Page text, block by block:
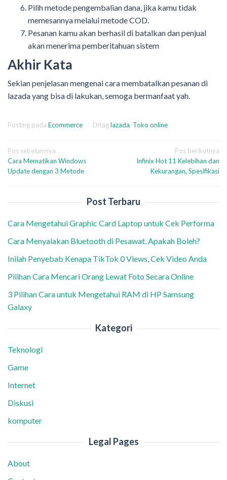
Pilih metode pengembalian dana, jika kamu tidak
memesannya melalui metode COD.
Pesanan kamu akan berhasil di batalkan dan penjual
akan menerima pemberitahuan sistem
Akhir Kata
Sekian penjelasan mengenai cara membatalkan pesanan di
lazada yang bisa di lakukan, semoga bermanfaat yah.
Posting pada Ecommerce Ditaglazada, Toko online
Navigasi
pos
Pos sebelumnya
Cara Mematikan Windows
Update dengan 3 Metode
Pos berikutnya
Infinix Hot 11 Kelebihan dan
Kekurangan, Spesifikasi
Post Terbaru
Cara Mengetahui Graphic Card Laptop untuk Cek Performa
Cara Menyalakan Bluetooth di Pesawat, Apakah Boleh?
Inilah Penyebab Kenapa TikTok 0 Views, Cek Video Anda
Pilihan Cara Mencari Orang Lewat Foto Secara Online
3 Pilihan Cara untuk Mengetahui RAM di HP Samsung
Galaxy
Kategori
Teknologi
Game
Internet
Diskusi
komputer
Legal Pages
About